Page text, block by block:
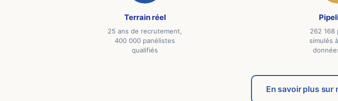
Terrain réel
25 ans de recrutement,
400 000 panélistes
qualifiés
262 168
simulés
En savoir plus sur